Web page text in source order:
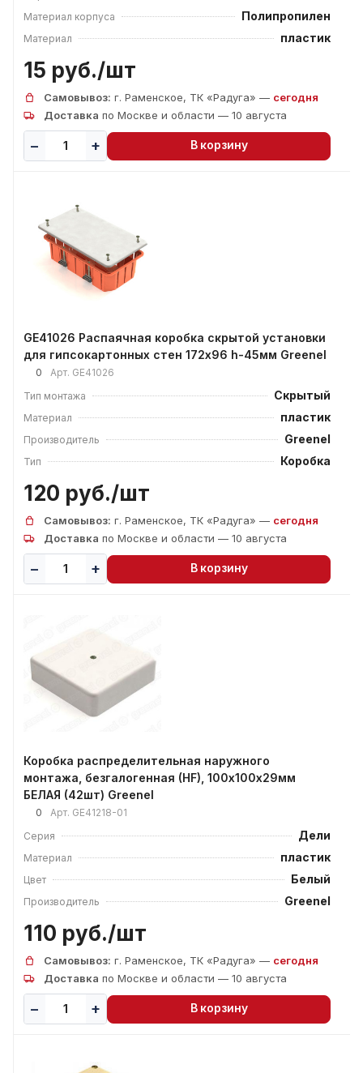
Материал корпуса Полипропилен
Материал пластик
15 руб./шт
Самовывоз: г. Раменское, ТК «Радуга» — сегодня
Доставка по Москве и области — 10 августа
В корзину
GE41026 Распаячная коробка скрытой установки
для гипсокартонных стен 172х96 h-45мм Greenel
0 Арт. GE41026
Тип монтажа
Скрытый
Материал пластик
Производитель Greenel
Тип Коробка
120 руб./шт
Самовывоз: г. Раменское, ТК «Радуга» — сегодня
Доставка по Москве и области — 10 августа
В корзину
Коробка распределительная наружного
монтажа, безгалогенная (HF), 100х100х29мм
БЕЛАЯ (42шт) Greenel
0 Арт. GE41218-01
Серия
Дели
Материал пластик
Цвет Белый
Производитель Greenel
110 руб./шт
Самовывоз: г. Раменское, ТК «Радуга» — сегодня
Доставка по Москве и области — 10 августа
В корзину